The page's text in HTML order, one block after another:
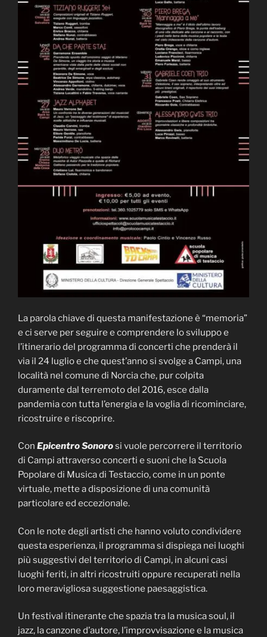
La parola chiave di questa manifestazione è “memoria”
e ci serve per seguire e comprendere lo sviluppo e
l’itinerario del programma di concerti che prenderà il
via il 24 luglio e che quest’anno si svolge a Campi, una
località nel comune di Norcia che, pur colpita
duramente dal terremoto del 2016, esce dalla
pandemia con tutta l’energia e la voglia di ricominciare,
ricostruire e riscoprire.
Con Epicentro Sonorosi vuole percorrere il territorio
di Campi attraverso concerti e suoni che la Scuola
Popolare di Musica di Testaccio, come in un ponte
virtuale, mette a disposizione di una comunità
particolare ed eccezionale.
Con le note degli artisti che hanno voluto condividere
questa esperienza, il programma si dispiega nei luoghi
più suggestivi del territorio di Campi, in alcuni casi
luoghi feriti, in altri ricostruiti oppure recuperati nella
loro meravigliosa suggestione paesaggistica.
Un festival itinerante che spazia tra la musica soul, il
jazz, la canzone d’autore, l’improvvisazione e la musica